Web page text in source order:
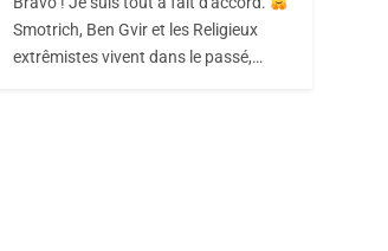
JUDAISME
Maroc : Les Amandes
Smotrich, Ben Gvir et les Religieux
extrêmistes vivent dans le passé,…